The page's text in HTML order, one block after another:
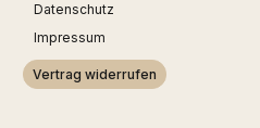
Datenschutz
Impressum
Vertrag widerrufen